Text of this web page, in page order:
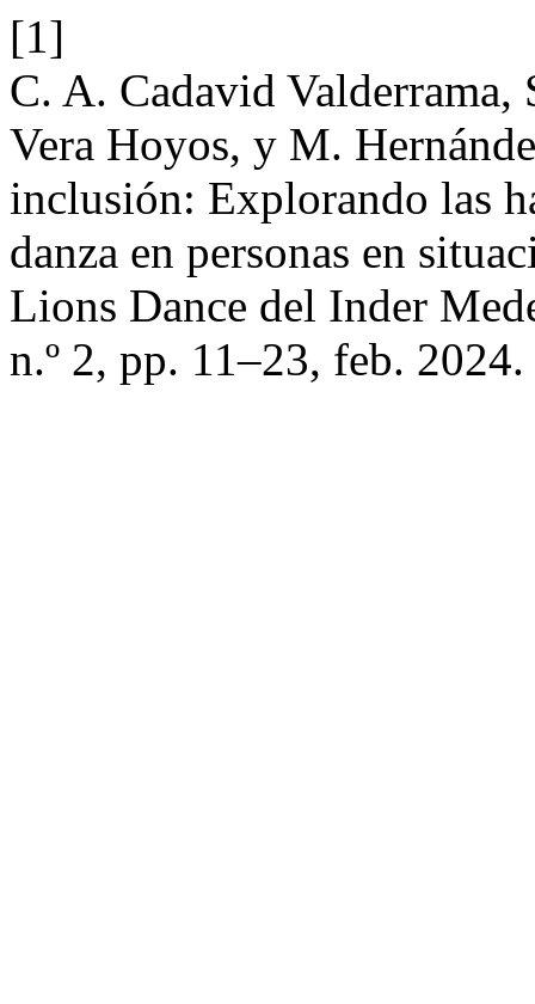
[1]
C. A. Cadavid
Vera Hoyos, y M.
inclusión: Explorando las
danza en personas en
Lions Dance del Inder
n.º 2, pp. 11–23, feb. 2024.